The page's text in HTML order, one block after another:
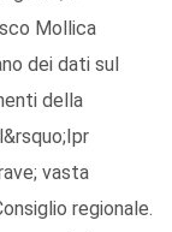
Mollica
dei dati sul
della
vasta
regionale.